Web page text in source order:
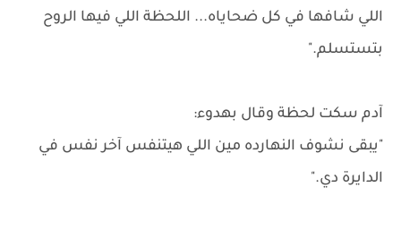
اللي شافها في كل ضحاياه... اللحظة اللي فيها الروح
بتستسلم."
آدم سكت لحظة وقال بهدوء:
"يبقى نشوف النهارده مين اللي هيتنفس آخر نفس في
الدايرة دي."